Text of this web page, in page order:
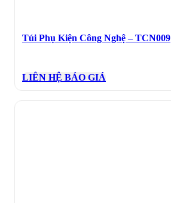
Túi Phụ Kiện Công Nghệ – TCN009
LIÊN HỆ BÁO GIÁ